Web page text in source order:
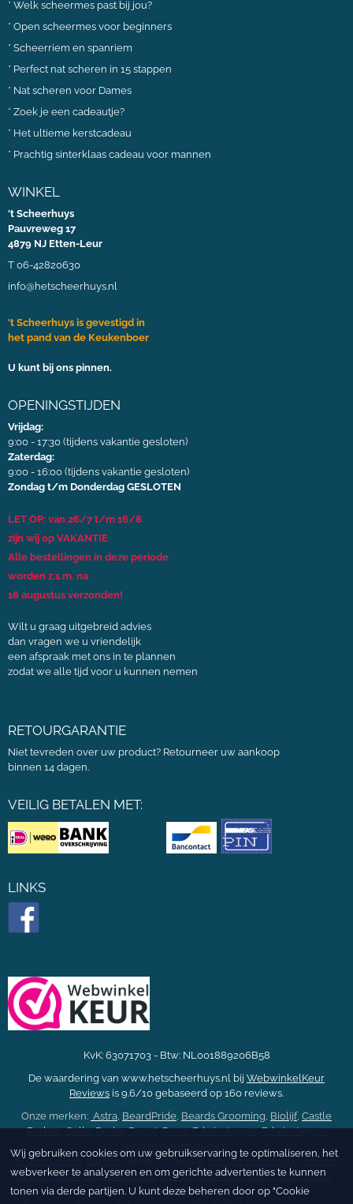
* Welk scheermes past bij jou?
* Open scheermes voor beginners
* Scheerriem en spanriem
* Perfect nat scheren in 15 stappen
* Nat scheren voor Dames
* Zoek je een cadeautje?
* Het ultieme kerstcadeau
* Prachtig sinterklaas cadeau voor mannen
WINKEL
't Scheerhuys
Pauvreweg 17
4879 NJ Etten-Leur
T 06-42820630
info@hetscheerhuys.nl
't Scheerhuys is gevestigd in
het pand van de Keukenboer
U kunt bij ons pinnen.
OPENINGSTIJDEN
Vrijdag:
9:00 - 17:30 (tijdens vakantie gesloten)
Zaterdag:
9:00 - 16:00 (tijdens vakantie gesloten)
Zondag t/m Donderdag GESLOTEN
LET OP: van 26/7 t/m 16/8
zijn wij op VAKANTIE
Alle bestellingen in deze periode
worden z.s.m. na
16 augustus verzonden!
Wilt u graag uitgebreid advies
dan vragen we u vriendelijk
een afspraak met ons in te plannen
zodat we alle tijd voor u kunnen nemen
RETOURGARANTIE
Niet tevreden over uw product? Retourneer uw aankoop
binnen 14 dagen.
VEILIG BETALEN MET:
LINKS
KvK: 63071703 - Btw: NL001889206B58
De waardering van www.hetscheerhuys.nl bij WebwinkelKeur
Reviews is 9.6/10 gebaseerd op 160 reviews.
Onze merken: Astra BeardPride Beards Grooming Biolijf, Castle
Forbes,Cella,Derby,Depot,Dovo,Edwin Jagger,Edwin Jagger
Feather ,Floïd , Gillette , Henson Shaving, Herold of Solingen , Mühle ,
Mühle verzorgingsproducten,Merkur,Mondial,Musgo Real,NOM
Parker,
Wij gebruiken cookies om uw gebruikservaring te optimaliseren, het
webverkeer te analyseren en om gerichte advertenties te kunnen
tonen via derde partijen. U kunt deze beheren door op "Cookie